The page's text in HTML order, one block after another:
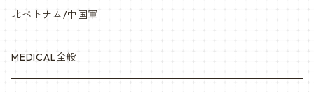
841マスク・BDUカスタム
赤ちゃん用
海軍/USN
宇宙軍
ピンズ類 階級章(ランク)・資格章等
アメリカ軍制服
サムズミリタリ屋さん
セスラー中田商店さん
北ベトナム/中国軍
MEDICAL全般